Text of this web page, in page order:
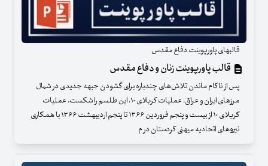
قالبهای پاورپوینت دفاع مقدس
قالب پاورپوینت زنان و دفاع مقدس
پس از ناکام ماندن تلاش‌های چندباره برای گشودن جبهه جدیدی در شمال
مرز‌های ایران و عراق، عملیات کربلای ۱۰، این طلسم را شکست. عملیات
کربلای ۱۰ از بیست و پنجم فروردین ۱۳۶۶ تا پنجم اردیبهشت ۱۳۶۶ با همکاری
نیرو‌های اتحادیه میهنی کردستان در م